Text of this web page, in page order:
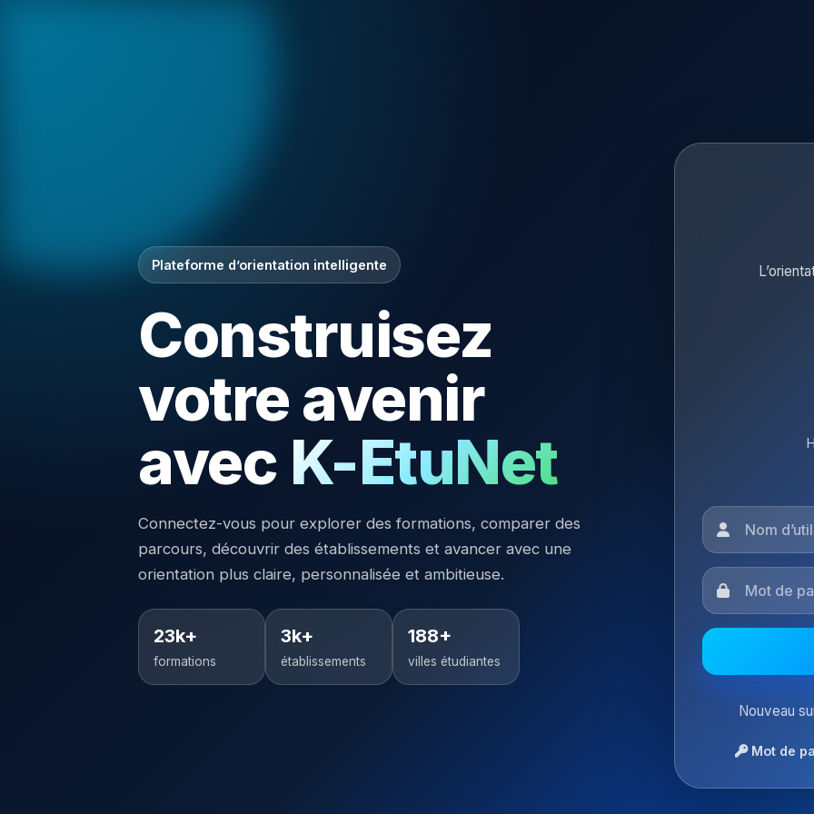
Plateforme d’orientation intelligente
Construisez
votre avenir
avec K-EtuNet
Connectez-vous pour explorer des formations, comparer des
parcours, découvrir des établissements et avancer avec une
orientation plus claire, personnalisée et ambitieuse.
23k+
formations
3k+
établissements
188+
villes étudiantes
Nouveau
Mot de